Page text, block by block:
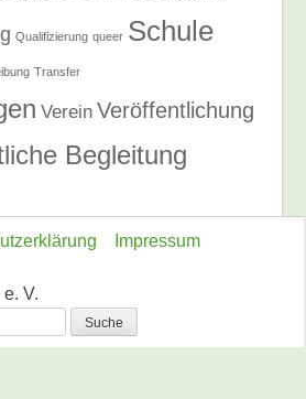
Qualifizierung queer Schule
Transfer
Verein Veröffentlichung
Begleitung
Impressum
V.